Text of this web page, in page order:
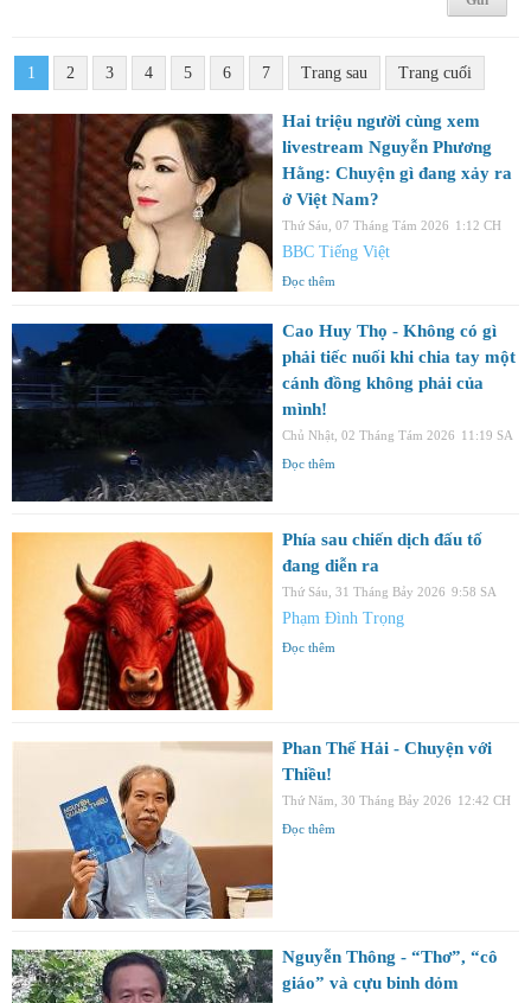
1 2 3 4 5 6 7 Trang sau Trang cuối
Hai triệu người cùng xem
livestream Nguyễn Phương
Hằng: Chuyện gì đang xảy ra
ở Việt Nam?
Thứ Sáu, 07 Tháng Tám 2026 1:12 CH
BBC Tiếng Việt
Đọc thêm
Cao Huy Thọ - Không có gì
phải tiếc nuối khi chia tay một
cánh đồng không phải của
mình!
Chủ Nhật, 02 Tháng Tám 2026 11:19 SA
Đọc thêm
Phía sau chiến dịch đấu tố
đang diễn ra
Thứ Sáu, 31 Tháng Bảy 2026 9:58 SA
Phạm Đình Trọng
Đọc thêm
Phan Thế Hải - Chuyện với
Thiều!
Thứ Năm, 30 Tháng Bảy 2026 12:42 CH
Đọc thêm
Nguyễn Thông - “Thơ”, “cô
giáo” và cựu binh dỏm